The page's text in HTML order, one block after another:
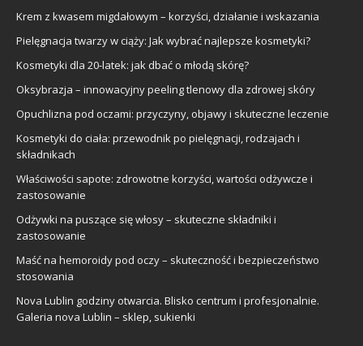
Krem z kwasem migdałowym – korzyści, działanie i wskazania
Pielęgnacja twarzy w ciąży: Jak wybrać najlepsze kosmetyki?
Kosmetyki dla 20-latek: jak dbać o młodą skórę?
Oksybrazja – innowacyjny peeling tlenowy dla zdrowej skóry
Opuchlizna pod oczami: przyczyny, objawy i skuteczne leczenie
Kosmetyki do ciała: przewodnik po pielęgnacji, rodzajach i
składnikach
Właściwości sapote: zdrowotne korzyści, wartości odżywcze i
zastosowanie
Odżywki na puszące się włosy – skuteczne składniki i
zastosowanie
Maść na hemoroidy pod oczy – skuteczność i bezpieczeństwo
stosowania
Nova Lublin godziny otwarcia. Blisko centrum i profesjonalnie.
Galeria nova Lublin – sklep, sukienki